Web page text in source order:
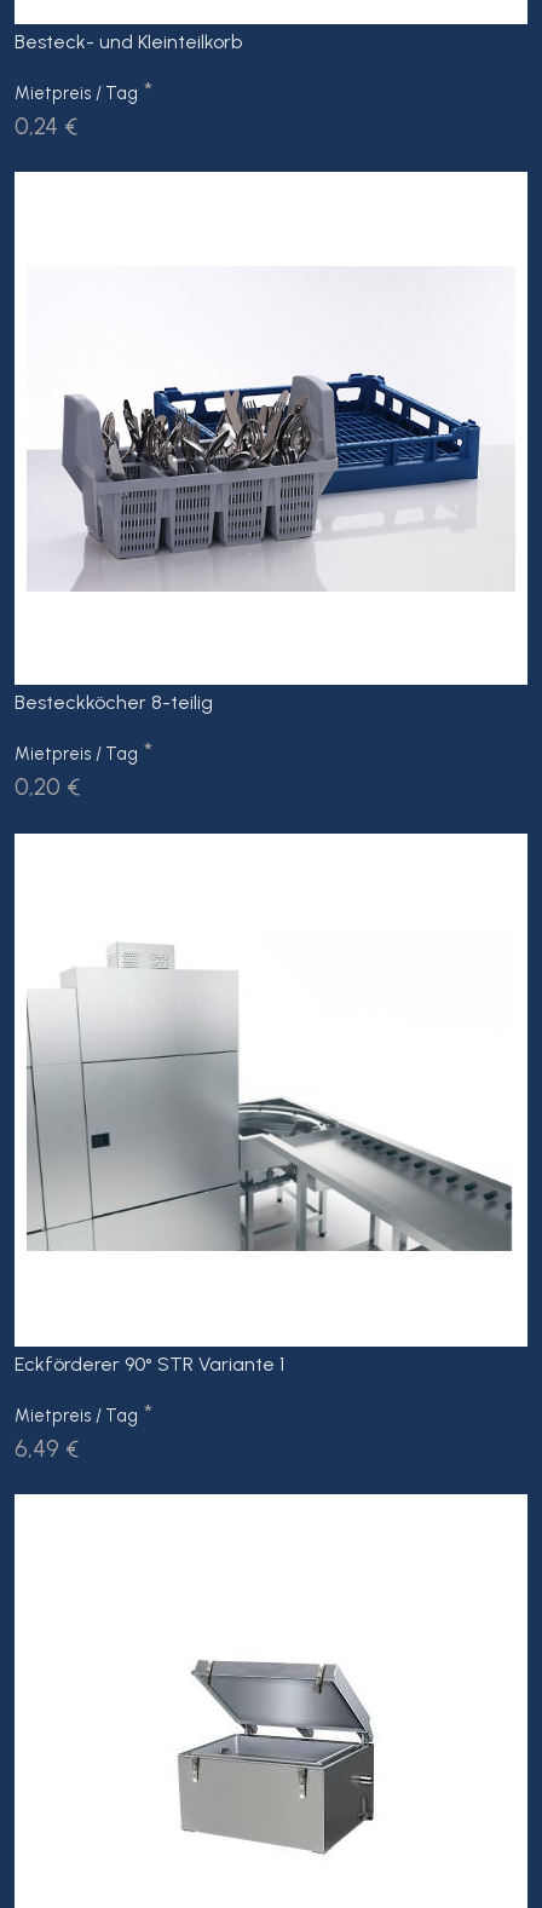
Besteck- und Kleinteilkorb
Mietpreis / Tag *
0,24 €
Besteckköcher 8-teilig
Mietpreis / Tag *
0,20 €
Eckförderer 90° STR Variante 1
Mietpreis / Tag *
6,49 €